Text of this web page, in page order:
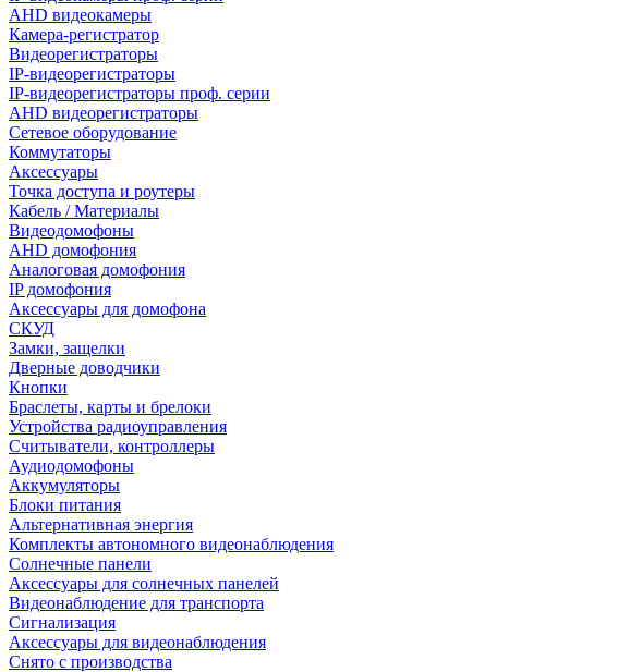
AHD видеокамеры
Камера-регистратор
Видеорегистраторы
IP-видеорегистраторы
IP-видеорегистраторы проф. серии
AHD видеорегистраторы
Сетевое оборудование
Коммутаторы
Аксессуары
Точка доступа и роутеры
Кабель / Материалы
Видеодомофоны
AHD домофония
Аналоговая домофония
IP домофония
Аксессуары для домофона
СКУД
Замки, защелки
Дверные доводчики
Кнопки
Браслеты, карты и брелоки
Устройства радиоуправления
Считыватели, контроллеры
Аудиодомофоны
Аккумуляторы
Блоки питания
Альтернативная энергия
Комплекты автономного видеонаблюдения
Солнечные панели
Аксессуары для солнечных панелей
Видеонаблюдение для транспорта
Сигнализация
Аксессуары для видеонаблюдения
Снято с производства